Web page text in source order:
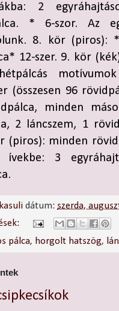
2
* 6-szor. Az
8. kör (piros):
12-szer. 9. kör
(összesen 96
minden
2 láncszem, 1
(piros): minden
ívekbe: 3
dátum: szerda,
pálca, horgolt hatszög,